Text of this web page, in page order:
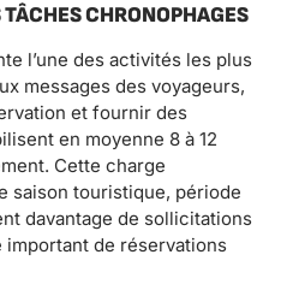
CHRONOPHAGES
l’une des activités les plus
messages des voyageurs,
et fournir des
en moyenne 8 à 12
Cette charge
saison touristique, période
davantage de sollicitations
de réservations